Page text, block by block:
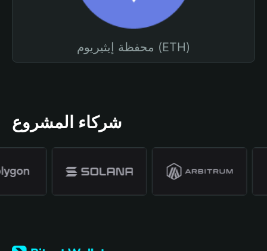
محفظة إيثيريوم (ETH)
شركاء المشروع